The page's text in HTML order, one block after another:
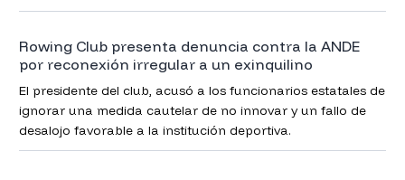
Rowing Club presenta denuncia contra la ANDE
por reconexión irregular a un exinquilino
El presidente del club, acusó a los funcionarios estatales de
ignorar una medida cautelar de no innovar y un fallo de
desalojo favorable a la institución deportiva.